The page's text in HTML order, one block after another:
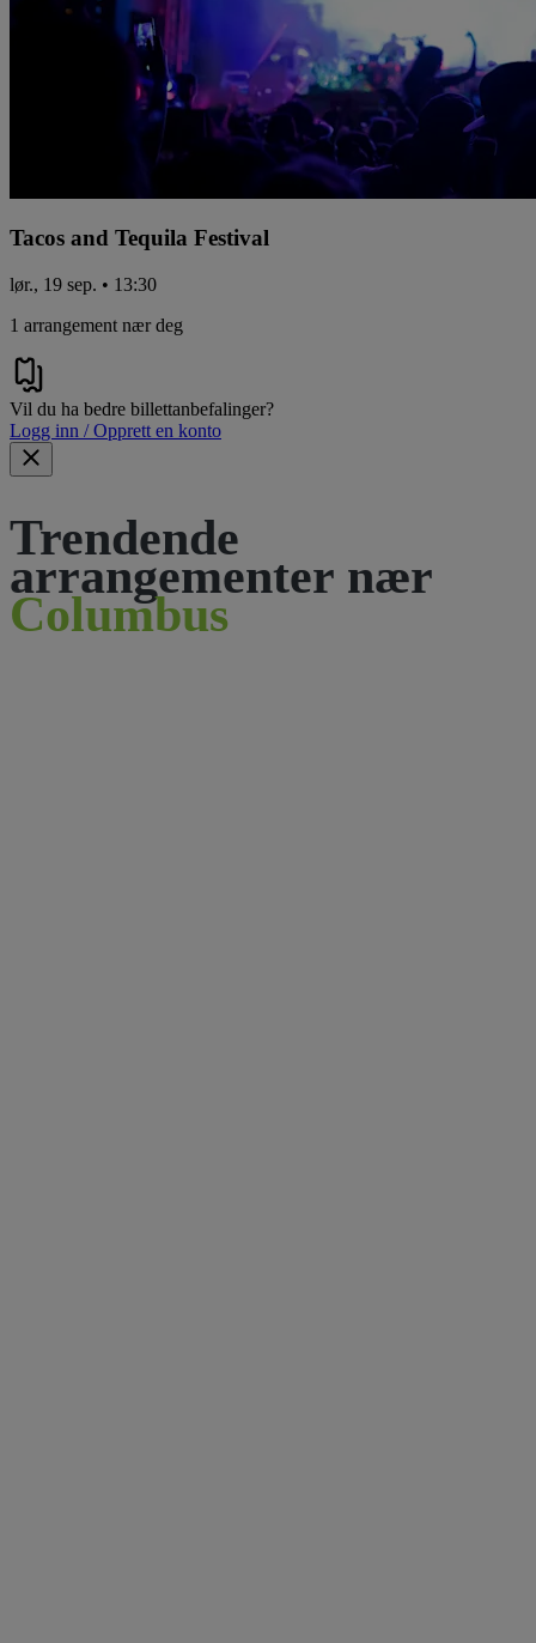
Tacos and Tequila Festival
lør., 19 sep. • 13:30
1 arrangement nær deg
Vil du ha bedre billettanbefalinger?
Logg inn / Opprett en konto
Trendende
arrangementer nær
Columbus